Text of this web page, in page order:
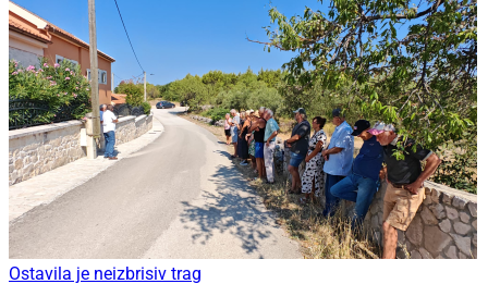
Ostavila je neizbrisiv trag